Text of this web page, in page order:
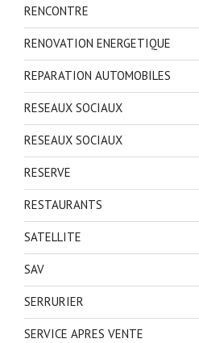
RENCONTRE
RENOVATION ENERGETIQUE
REPARATION AUTOMOBILES
RESEAUX SOCIAUX
RESEAUX SOCIAUX
RESERVE
RESTAURANTS
SATELLITE
SAV
SERRURIER
SERVICE APRES VENTE